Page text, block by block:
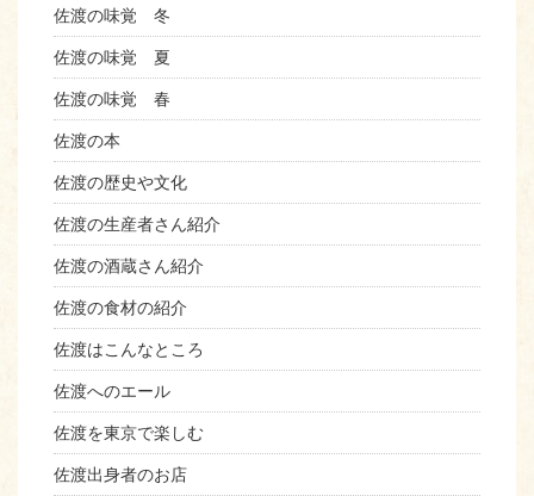
佐渡の味覚 冬
佐渡の味覚 夏
佐渡の味覚 春
佐渡の本
佐渡の歴史や文化
佐渡の生産者さん紹介
佐渡の酒蔵さん紹介
佐渡の食材の紹介
佐渡はこんなところ
佐渡へのエール
佐渡を東京で楽しむ
佐渡出身者のお店